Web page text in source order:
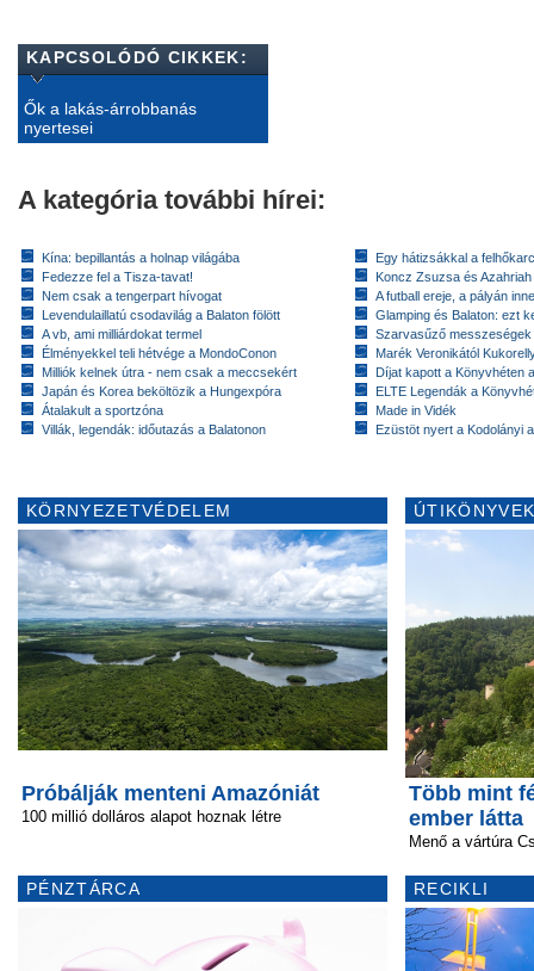
KAPCSOLÓDÓ CIKKEK:
Ők a lakás-árrobbanás
nyertesei
A kategória további hírei:
Kína: bepillantás a holnap világába
Fedezze fel a Tisza-tavat!
Nem csak a tengerpart hívogat
Levendulaillatú csodavilág a Balaton fölött
A vb, ami milliárdokat termel
Élményekkel teli hétvége a MondoConon
Milliók kelnek útra - nem csak a meccsekért
Japán és Korea beköltözik a Hungexpóra
Átalakult a sportzóna
Villák, legendák: időutazás a Balatonon
Egy hátizsákkal a
Koncz Zsuzsa és
A futball ereje, a pályán
Glamping és Balaton: ezt
Szarvasűző messzeségek
Marék Veronikától
Díjat kapott a Könyvhéten
ELTE Legendák a
Made in Vidék
Ezüstöt nyert a Kodolányi
KÖRNYEZETVÉDELEM
Próbálják menteni Amazóniát
100 millió dolláros alapot hoznak létre
PÉNZTÁRCA
Több mint
ember látta
Menő a vártúra
RECIKLI